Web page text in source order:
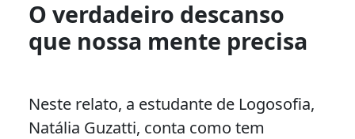
O verdadeiro descanso
que nossa mente precisa
Neste relato, a estudante de Logosofia,
Natália Guzatti, conta como tem